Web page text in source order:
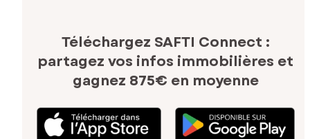
Téléchargez SAFTI Connect :
partagez vos infos immobilières et
gagnez 875€ en moyenne